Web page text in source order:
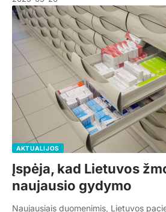
AKTUALIJOS
Įspėja, kad Lietuvos
naujausio gydymo
Naujausiais duomenimis, Lietuvos